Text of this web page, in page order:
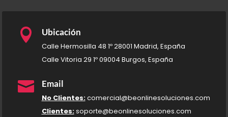
 Ubicación
Calle Hermosilla 48 1º 28001 Madrid, España
Calle Vitoria 29 1º 09004 Burgos, España
 Email
No Clientes:comercial@beonlinesoluciones.com
Clientes:soporte@beonlinesoluciones.com